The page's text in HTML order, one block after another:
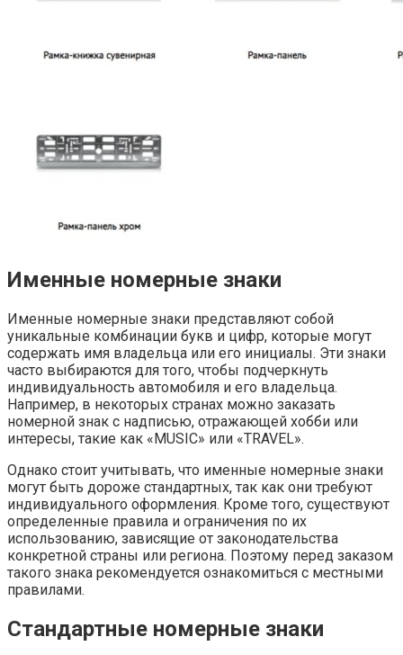
Именные номерные знаки
Именные номерные знаки представляют собой
уникальные комбинации букв и цифр, которые могут
содержать имя владельца или его инициалы. Эти знаки
часто выбираются для того, чтобы подчеркнуть
индивидуальность автомобиля и его владельца.
Например, в некоторых странах можно заказать
номерной знак с надписью, отражающей хобби или
интересы, такие как «MUSIC» или «TRAVEL».
Однако стоит учитывать, что именные номерные знаки
могут быть дороже стандартных, так как они требуют
индивидуального оформления. Кроме того, существуют
определенные правила и ограничения по их
использованию, зависящие от законодательства
конкретной страны или региона. Поэтому перед заказом
такого знака рекомендуется ознакомиться с местными
правилами.
Стандартные номерные знаки